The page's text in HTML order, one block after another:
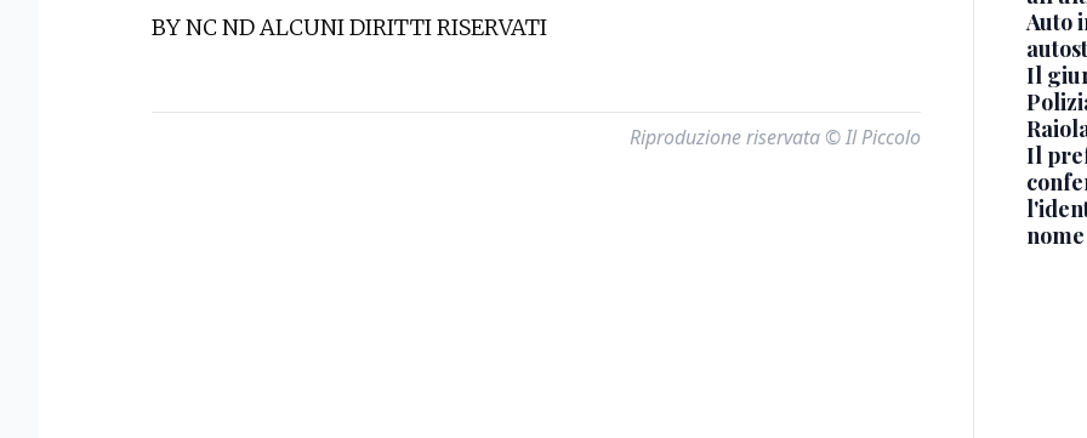
BY NC ND ALCUNI DIRITTI RISERVATI
Riproduzione riservata © Il Piccolo
Auto
Il
Il
nome